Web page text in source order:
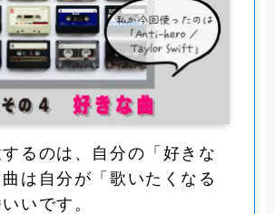
るのは、自分の「好きな
は自分が「歌いたくなる
いです。